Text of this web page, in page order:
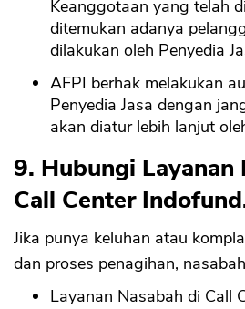
Keanggotaan yang telah
ditemukan adanya
dilakukan oleh Penyedia
AFPI berhak melakukan
Penyedia Jasa dengan
akan diatur lebih lanjut
9. Hubungi Layanan
Call Center
Jika punya keluhan atau
dan proses penagihan,
Layanan Nasabah di Call